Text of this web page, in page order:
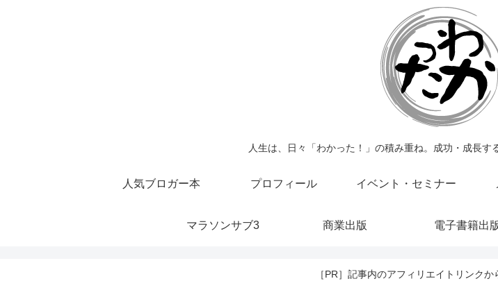
人生は、日々「わかった！」の積み重ね。成功・成長す
人気ブロガー本 プロフィール イベント・セミナー
マラソンサブ3 商業出版 電子書籍出
［PR］記事内のアフィリエイトリンク